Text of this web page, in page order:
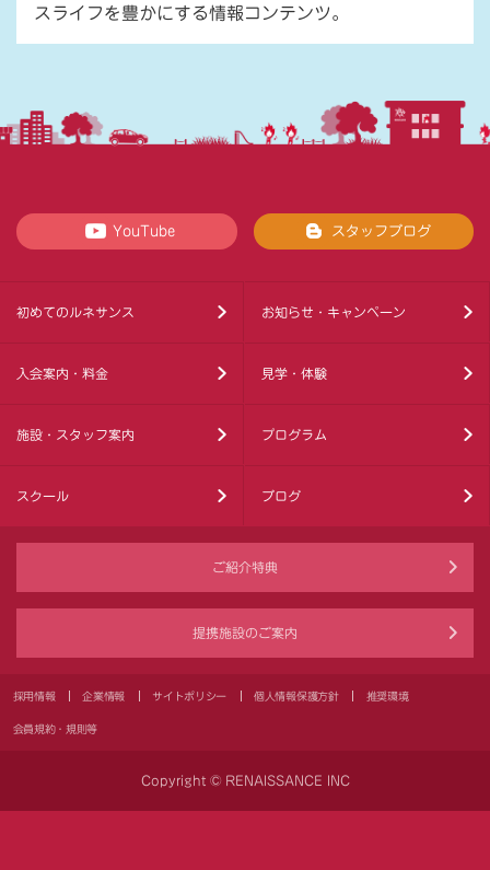
スライフを豊かにする情報コンテンツ。
YouTube スタッフブログ
初めてのルネサンス お知らせ・キャンペーン
入会案内・料金 見学・体験
施設・スタッフ案内 プログラム
スクール ブログ
ご紹介特典
提携施設のご案内
採用情報 企業情報 サイトポリシー 個人情報保護方針 推奨環境
会員規約・規則等
Copyright © RENAISSANCE INC